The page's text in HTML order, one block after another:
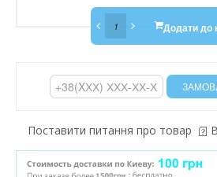
Додати до
Поставити питання про товар